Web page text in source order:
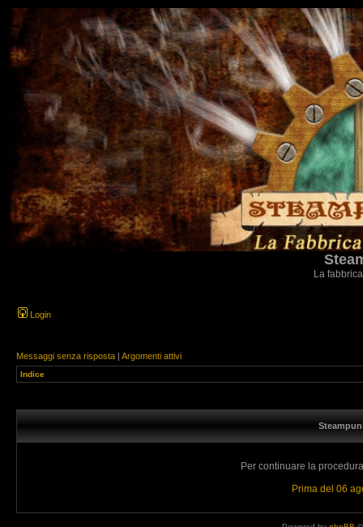
La
Login
Messaggi senza risposta | Argomenti attivi
Indice
Per continuare la
Prima del 06